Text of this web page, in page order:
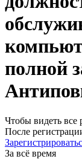
полной
Чтобы видеть все
После
За всё время